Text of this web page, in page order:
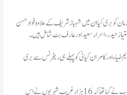
کو بری کیا ان میں شہباز شریف کے علاوہ فواد حسن
حیدر، اسرار سعید اور عارف بٹ شامل ہیں۔
اور کامران کیانی کو پہلے ہی ریفرنس سے بری
واضح رہےکہ آشیانہ اقبال ریفرنس میں نیب نے کہا تھا کہ 16 ہزار غریب شہریوں نے اس